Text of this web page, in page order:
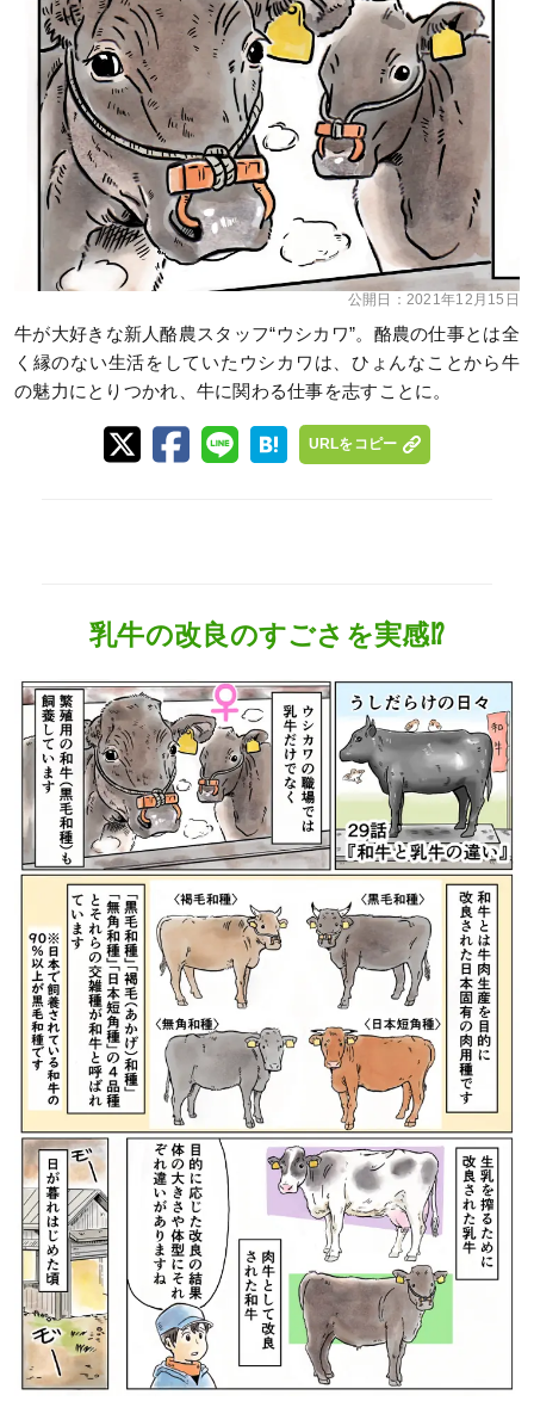
公開日： 2021年12月15日
牛が大好きな新人酪農スタッフ“ウシカワ”。酪農の仕事とは全
く縁のない生活をしていたウシカワは、ひょんなことから牛
の魅力にとりつかれ、牛に関わる仕事を志すことに。
URLをコピー
乳牛の改良のすごさを実感⁉